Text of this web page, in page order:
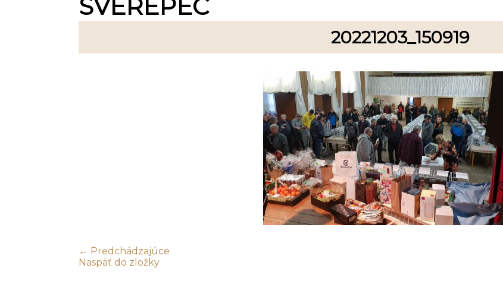
SVEREPEC
20221203_150919
← Predchádzajúce
Naspäť do zložky